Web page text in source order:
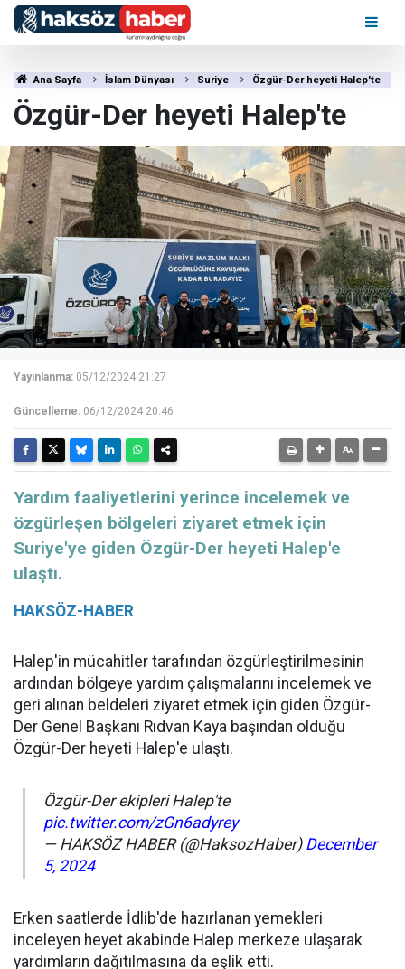
Ana Sayfa İslam Dünyası Suriye Özgür-Der heyeti Halep'te
Özgür-Der heyeti Halep'te
Yayınlanma: 05/12/2024 21:27
Güncelleme: 06/12/2024 20:46
Yardım faaliyetlerini yerince incelemek ve
özgürleşen bölgeleri ziyaret etmek için
Suriye'ye giden Özgür-Der heyeti Halep'e
ulaştı.
HAKSÖZ-HABER
Halep'in mücahitler tarafından özgürleştirilmesinin
ardından bölgeye yardım çalışmalarını incelemek ve
geri alınan beldeleri ziyaret etmek için giden Özgür-
Der Genel Başkanı Rıdvan Kaya başından olduğu
Özgür-Der heyeti Halep'e ulaştı.
Özgür-Der ekipleri Halep'te
pic.twitter.com/zGn6adyrey
— HAKSÖZ HABER (@HaksozHaber) December
5, 2024
Erken saatlerde İdlib'de hazırlanan yemekleri
inceleyen heyet akabinde Halep merkeze ulaşarak
yardımların dağıtılmasına da eşlik etti.